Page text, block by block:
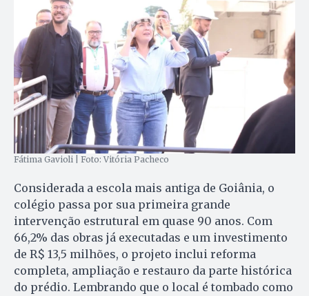
Fátima Gavioli | Foto: Vitória Pacheco
Considerada a escola mais antiga de Goiânia, o
colégio passa por sua primeira grande
intervenção estrutural em quase 90 anos. Com
66,2% das obras já executadas e um investimento
de R$ 13,5 milhões, o projeto inclui reforma
completa, ampliação e restauro da parte histórica
do prédio. Lembrando que o local é tombado como